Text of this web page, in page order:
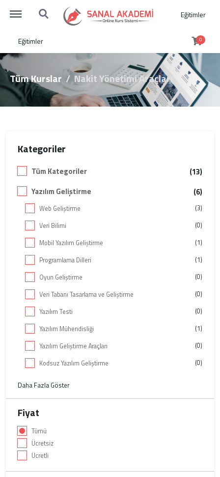
http://sanalakademi.demobul.com.tr/menu
http://sanalakademi.demobul.com.tr/search Eğitimler
Eğitimler 0
Tüm Kurslar Nakit Yönetimi Araçları
Kategoriler
Tüm Kategoriler
(13)
Yazılım Geliştirme
(6)
Web Geliştirme
(3)
Veri Bilimi
(0)
Mobil Yazılım Geliştirme
(1)
Programlama Dilleri
(1)
Oyun Geliştirme
(0)
Veri Tabanı Tasarlama ve Geliştirme
(0)
Yazılım Testi
(0)
Yazılım Mühendisliği
(1)
Yazılım Geliştirme Araçları
(0)
Kodsuz Yazılım Geliştirme
(0)
Daha Fazla Göster
Fiyat
Tümü
Ücretsiz
Ücretli